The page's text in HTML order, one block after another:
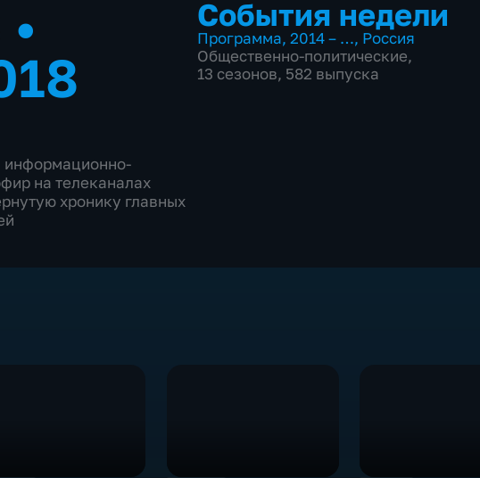
•
информационно-
на телеканалах
хронику главных
События недели
Программа, 2014 – …, Россия
Общественно-политические,
13 сезонов, 582 выпуска